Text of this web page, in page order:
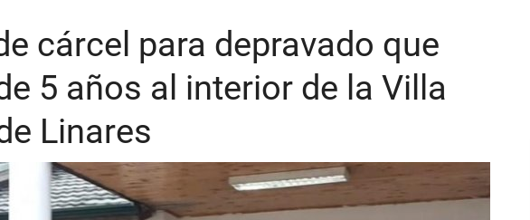
cárcel para depravado que
5 años al interior de la Villa
Linares